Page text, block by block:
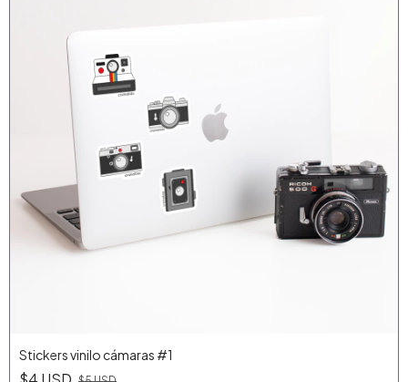
Stickers vinilo cámaras #1